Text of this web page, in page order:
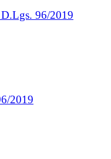
96/2019
2019